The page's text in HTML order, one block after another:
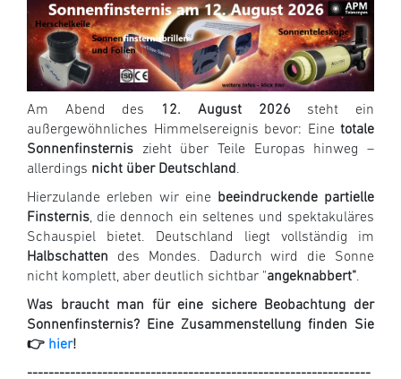
Am Abend des 12. August 2026 steht ein
außergewöhnliches Himmelsereignis bevor: Eine totale
Sonnenfinsternis zieht über Teile Europas hinweg –
allerdings nicht über Deutschland.
Hierzulande erleben wir eine
beeindruckende partielle
Finsternis, die dennoch ein seltenes und spektakuläres
Schauspiel bietet. Deutschland liegt vollständig im
Halbschatten des Mondes. Dadurch wird die Sonne
nicht komplett, aber deutlich sichtbar "ange­knabbert".
Was braucht man für eine sichere Beobachtung der
Sonnenfinsternis? Eine Zusammenstellung finden Sie
👉 hier!
----------------------------------------------------------------